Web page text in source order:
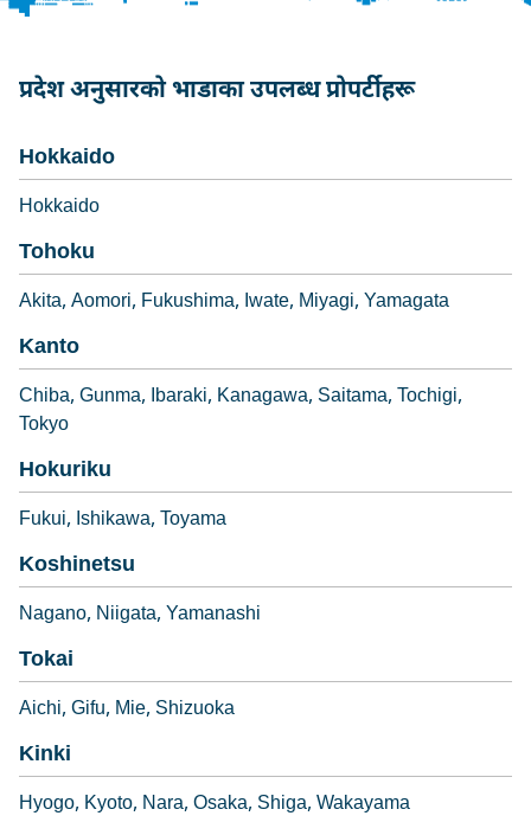
प्रदेश अनुसारको भाडाका उपलब्ध प्रोपर्टीहरू
Hokkaido
Hokkaido
Tohoku
Akita Aomori Fukushima Iwate Miyagi Yamagata
Kanto
Chiba Gunma Ibaraki Kanagawa Saitama Tochigi
Tokyo
Hokuriku
Fukui Ishikawa Toyama
Koshinetsu
Nagano Niigata Yamanashi
Tokai
Aichi Gifu Mie Shizuoka
Kinki
Hyogo Kyoto Nara Osaka Shiga Wakayama